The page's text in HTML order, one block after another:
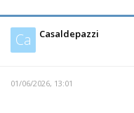
Ca Casaldepazzi
01/06/2026, 13:01